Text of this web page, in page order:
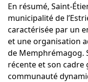
En résumé, Saint-
municipalité de
caractérisée par un
et une organisation
de Memphrémagog.
récente et son
communauté